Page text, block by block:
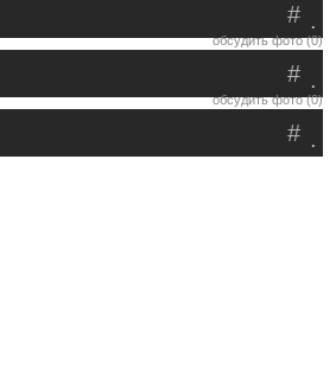
.
#
обсудить фото (0)
.
#
обсудить фото (0)
.
#